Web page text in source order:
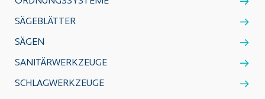
SÄGEBLÄTTER
SÄGEN
SANITÄRWERKZEUGE
SCHLAGWERKZEUGE